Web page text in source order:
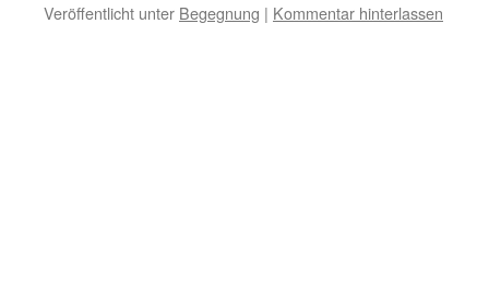
Veröffentlicht unter Begegnung | Kommentar hinterlassen